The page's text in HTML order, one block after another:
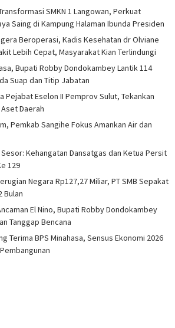
SMKN 1 Langowan, Perkuat
Saing di Kampung Halaman Ibunda Presiden
Beroperasi, Kadis Kesehatan dr Olviane
Lebih Cepat, Masyarakat Kian Terlindungi
Bupati Robby Dondokambey Lantik 114
Suap dan Titip Jabatan
Pejabat Eselon II Pemprov Sulut, Tekankan
Daerah
Pemkab Sangihe Fokus Amankan Air dan
Kehangatan Dansatgas dan Ketua Persit
129
Negara Rp127,27 Miliar, PT SMB Sepakat
Bulan
El Nino, Bupati Robby Dondokambey
Tanggap Bencana
Terima BPS Minahasa, Sensus Ekonomi 2026